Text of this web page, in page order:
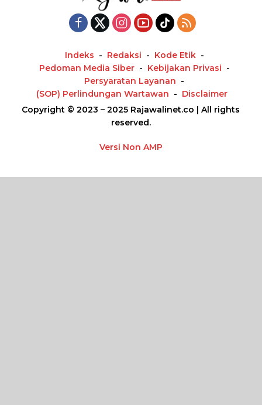
Indeks Redaksi
Kode Etik
Pedoman Media Siber
Kebijakan Privasi
Persyaratan Layanan
(SOP) Perlindungan Wartawan
Disclaimer
Copyright © 2023 – 2025 Rajawalinet.co | All rights
reserved.
Versi Non AMP